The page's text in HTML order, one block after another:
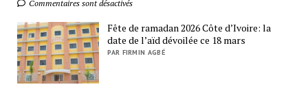
Commentaires sont désactivés
Fête de ramadan 2026 Côte d’Ivoire: la
date de l’aïd dévoilée ce 18 mars
PAR FIRMIN AGBÉ